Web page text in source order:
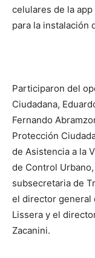
celulares de la
para la instalación
Participaron del
Ciudadana,
Fernando
Protección
de Asistencia a la
de Control
subsecretaria de
el director general
Lissera y el
Zacanini.